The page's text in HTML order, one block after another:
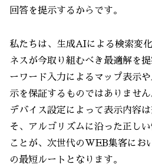
回答を提示するからです。
私たちは、生成AIによる検索変
ネスが今取り組むべき最適解を
ーワード入力によるマップ表示
示を保証するものではありませ
デバイス設定によって表示内容
そ、アルゴリズムに沿った正し
ことが、次世代のWEB集客にお
の最短ルートとなります。